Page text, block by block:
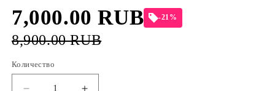
7,000.00 RUB -21%
8,900.00 RUB
Количество